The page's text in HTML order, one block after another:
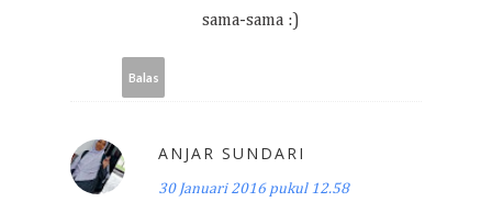
sama-sama :)
Balas
ANJAR SUNDARI
30 Januari 2016 pukul 12.58